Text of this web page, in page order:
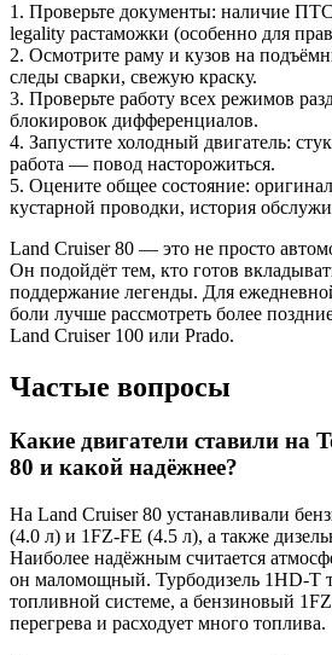
1. Проверьте документы: наличие
legality растаможки (особенно для
2. Осмотрите раму и кузов на
следы сварки, свежую краску.
3. Проверьте работу всех режимов
блокировок дифференциалов.
4. Запустите холодный двигатель:
работа — повод насторожиться.
5. Оцените общее состояние:
кустарной проводки, история
Land Cruiser 80 — это не просто
Он подойдёт тем, кто готов
поддержание легенды. Для
боли лучше рассмотреть более
Land Cruiser 100 или Prado.
Частые вопросы
Какие двигатели ставили на
80 и какой надёжнее?
На Land Cruiser 80 устанавливали
(4.0 л) и 1FZ-FE (4.5 л), а также
Наиболее надёжным считается
он маломощный. Турбодизель 1HD-T
топливной системе, а бензиновый
перегрева и расходует много топлива.